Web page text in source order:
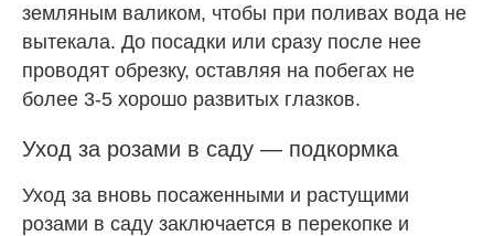
земляным валиком, чтобы при поливах вода не
вытекала. До посадки или сразу после нее
проводят обрезку, оставляя на побегах не
более 3-5 хорошо развитых глазков.
Уход за розами в саду — подкормка
Уход за вновь посаженными и растущими
розами в саду заключается в перекопке и